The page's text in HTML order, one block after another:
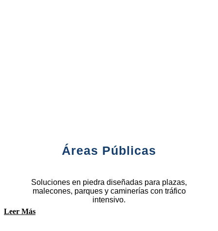
Áreas Públicas
Soluciones en piedra diseñadas para plazas,
malecones, parques y caminerías con tráfico
intensivo.
Leer Más